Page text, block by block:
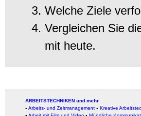
Welche Ziele
Vergleichen Sie
mit heute.
ARBEITSTECHNIKEN und mehr
▪ Arbeits- und Zeitmanagement ▪ Kreative